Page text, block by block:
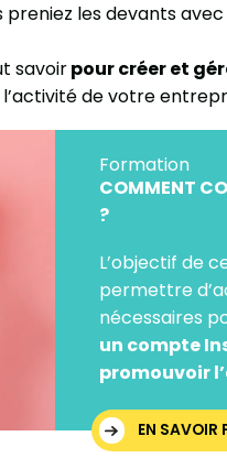
preniez les devants
savoirpour créer et
de votre
Formation
COMMENT
?
L’objectif de
permettre
nécessaires
un compte
promouvoir
EN SAVOIR